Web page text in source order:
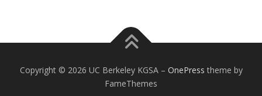
Copyright © 2026 UC Berkeley KGSA – OnePress theme by
FameThemes